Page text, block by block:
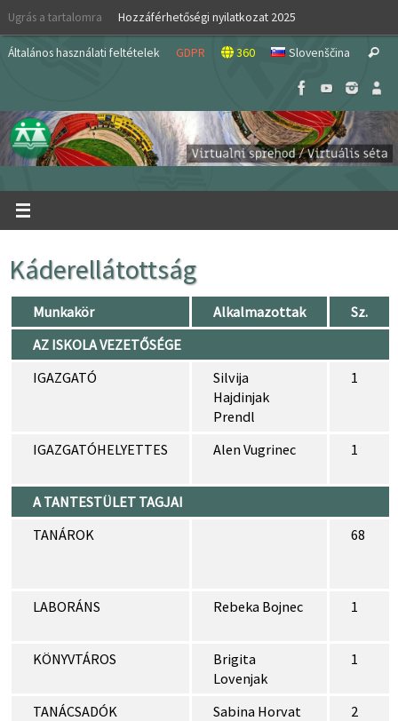
Skip
content
Ugrás a tartalomra Hozzáférhetőségi nyilatkozat 2025
Általános használati feltételek GDPR 360 Slovenščina Search
Káderellátottság
Munkakör Alkalmazottak
Sz.
AZ ISKOLA VEZETŐSÉGE
IGAZGATÓ
Silvija
Hajdinjak
Prendl
1
IGAZGATÓHELYETTES Alen Vugrinec 1
A TANTESTÜLET TAGJAI
TANÁROK
68
LABORÁNS Rebeka Bojnec 1
KÖNYVTÁROS
Brigita
Lovenjak
1
TANÁCSADÓK
Sabina Horvat
2